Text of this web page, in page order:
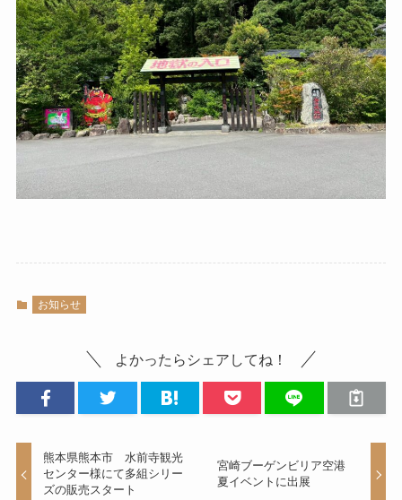
お知らせ
よかったらシェアしてね！
熊本県熊本市 水前寺観光
センター様にて多組シリー
ズの販売スタート
宮崎ブーゲンビリア空港
夏イベントに出展